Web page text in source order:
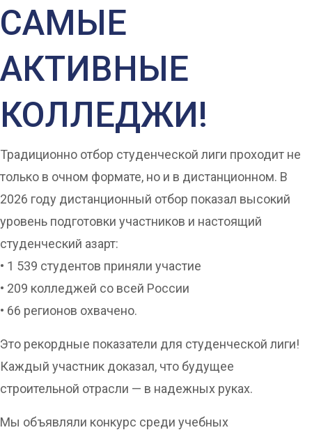
САМЫЕ
АКТИВНЫЕ
КОЛЛЕДЖИ!
Традиционно отбор студенческой лиги проходит не
только в очном формате, но и в дистанционном. В
2026 году дистанционный отбор показал высокий
уровень подготовки участников и настоящий
студенческий азарт:
• 1 539 студентов приняли участие
• 209 колледжей со всей России
• 66 регионов охвачено.
Это рекордные показатели для студенческой лиги!
Каждый участник доказал, что будущее
строительной отрасли — в надежных руках.
Мы объявляли конкурс среди учебных